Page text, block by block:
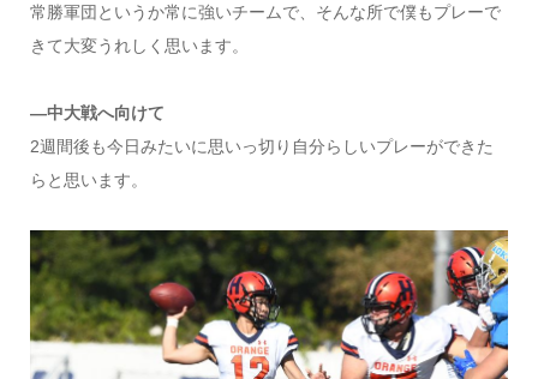
常勝軍団というか常に強いチームで、そんな所で僕もプレーで
きて大変うれしく思います。
―中大戦へ向けて
2週間後も今日みたいに思いっ切り自分らしいプレーができた
らと思います。